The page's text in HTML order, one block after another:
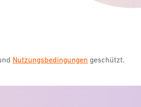
Nutzungsbedingungen geschützt.